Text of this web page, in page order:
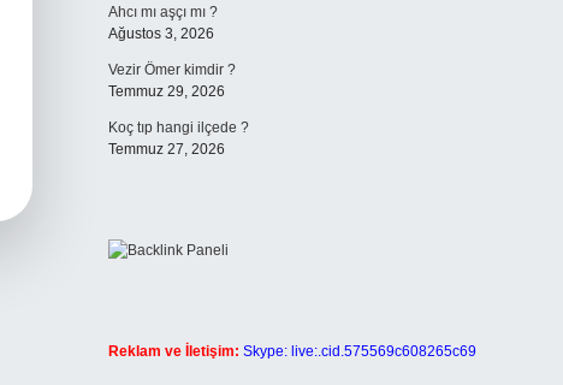
Ahcı mı aşçı mı ?
Ağustos 3, 2026
Vezir Ömer kimdir ?
Temmuz 29, 2026
Koç tıp hangi ilçede ?
Temmuz 27, 2026
Reklam ve İletişim: Skype: live:.cid.575569c608265c69